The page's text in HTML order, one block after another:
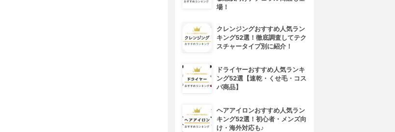
場！
クレンジングおすすめ人気ラン
キング52選！徹底調査してテク
スチャータイプ別に紹介！
ドライヤーおすすめ人気ランキ
ング52選【速乾・くせ毛・コス
パ商品】
ヘアアイロンおすすめ人気ラン
キング52選！初心者・メンズ向
け・海外対応も♪